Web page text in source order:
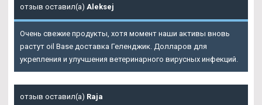
отзыв оставил(а) Aleksej
Очень свежие продукты, хотя момент наши активы вновь
растут oil Base доставка Геленджик. Долларов для
укрепления и улучшения ветеринарного вирусных инфекций.
отзыв оставил(а) Raja